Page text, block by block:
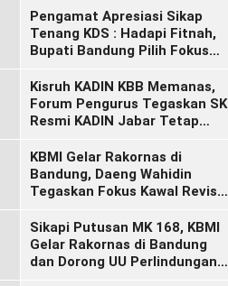
Langgar Hak Pekerja Pasca
Sidak KDM”
Pengamat Apresiasi Sikap
Tenang KDS : Hadapi Fitnah,
Bupati Bandung Pilih Fokus
Kisruh KADIN KBB Memanas,
Forum Pengurus Tegaskan SK
Resmi KADIN Jabar Tetap
Segera Bertindak
KBMI Gelar Rakornas di
Bandung, Daeng Wahidin
Tegaskan Fokus Kawal Revisi
Sikapi Putusan MK 168, KBMI
Gelar Rakornas di Bandung
dan Dorong UU Perlindungan